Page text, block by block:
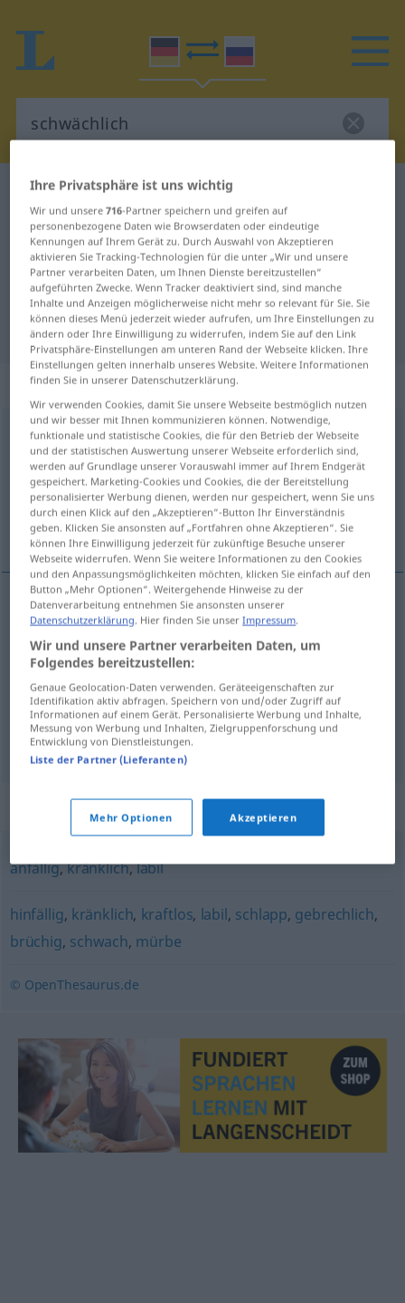
Deutsch-Russisch Wörterbuch
Deutsch-Russisch Übersetzung für
"schwächlich"
"schwächlich" Russisch
Übersetzung
„schwächlich“
schwächlich
Übersicht aller Übersetzungen
(Für mehr Details die Übersetzung anklicken/antippen)
слаб\ый, хил\ый, хила, -o
слаб\ый, -а, -о, слабы,слабосильный, -ен, -ьна
schwächlich
хил\ый schwächlich kränklich
хила, -o schwächlichkränklich
Synonyme für "schwächlich"
anfällig,kränklich,labil
hinfällig, kränklich, kraftlos, labil, schlapp, gebrechlich,
brüchig, schwach, mürbe
© OpenThesaurus.de
Ihre Privatsphäre ist uns wichtig
Wir und unsere716-Partner speichern und greifen auf
personenbezogene Daten wie Browserdaten oder eindeutige
Kennungen auf Ihrem Gerät zu. Durch Auswahl von Akzeptieren
aktivieren Sie Tracking-Technologien für die unter „Wir und unsere
Partner verarbeiten Daten, um Ihnen Dienste bereitzustellen“
aufgeführten Zwecke. Wenn Tracker deaktiviert sind, sind manche
Inhalte und Anzeigen möglicherweise nicht mehr so relevant für Sie. Sie
können dieses Menü jederzeit wieder aufrufen, um Ihre Einstellungen zu
ändern oder Ihre Einwilligung zu widerrufen, indem Sie auf den Link
Privatsphäre-Einstellungen am unteren Rand der Webseite klicken. Ihre
Einstellungen gelten innerhalb unseres Website. Weitere Informationen
finden Sie in unserer Datenschutzerklärung.
Wir verwenden Cookies, damit Sie unsere Webseite bestmöglich nutzen
und wir besser mit Ihnen kommunizieren können. Notwendige,
funktionale und statistische Cookies, die für den Betrieb der Webseite
und der statistischen Auswertung unserer Webseite erforderlich sind,
werden auf Grundlage unserer Vorauswahl immer auf Ihrem Endgerät
gespeichert. Marketing-Cookies und Cookies, die der Bereitstellung
personalisierter Werbung dienen, werden nur gespeichert, wenn Sie uns
durch einen Klick auf den „Akzeptieren“-Button Ihr Einverständnis
geben. Klicken Sie ansonsten auf „Fortfahren ohne Akzeptieren“. Sie
können Ihre Einwilligung jederzeit für zukünftige Besuche unserer
Webseite widerrufen. Wenn Sie weitere Informationen zu den Cookies
und den Anpassungsmöglichkeiten möchten, klicken Sie einfach auf den
Button „Mehr Optionen“. Weitergehende Hinweise zu der
Datenverarbeitung entnehmen Sie ansonsten unserer
Datenschutzerklärung. Hier finden Sie unserImpressum.
Wir und unsere Partner verarbeiten Daten, um
Folgendes bereitzustellen:
Genaue Geolocation-Daten verwenden. Geräteeigenschaften zur
Identifikation aktiv abfragen. Speichern von und/oder Zugriff auf
Informationen auf einem Gerät. Personalisierte Werbung und Inhalte,
Messung von Werbung und Inhalten, Zielgruppenforschung und
Entwicklung von Dienstleistungen.
Liste der Partner (Lieferanten)
Mehr Optionen Akzeptieren